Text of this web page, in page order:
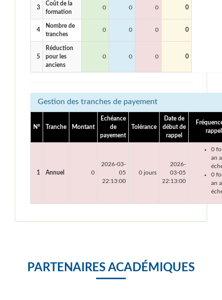
3
Coût de la
formation
0 0 0 0
4
Nombre de
tranches
0 0 0 0
5
Réduction
pour les
anciens
0 0 0 0
Gestion des tranches de payement
N° Tranche Montant
Echéance
de
payement
Tolérance
Date de
début de
rappel
rappel
1 Annuel 0
2026-03-
05
22:13:00
0 jours
2026-
03-05
22:13:00
0
an
0
an
PARTENAIRES ACADÉMIQUES